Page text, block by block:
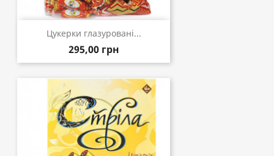
Цукерки глазуровані...
295,00 грн